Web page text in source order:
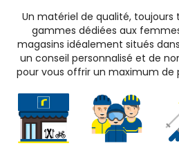
Un matériel de qualité, toujours
gammes dédiées aux
magasins idéalement situés
un conseil personnalisé et de
pour vous offrir un maximum de